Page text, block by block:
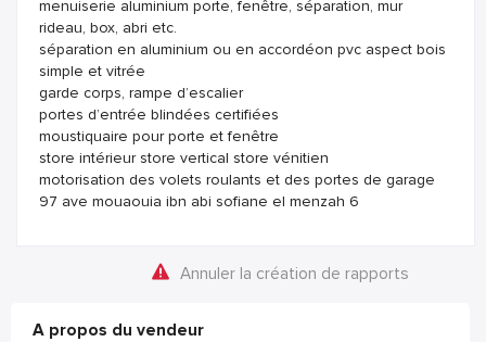
menuiserie aluminium porte, fenêtre, séparation, mur
rideau, box, abri etc.
séparation en aluminium ou en accordéon pvc aspect bois
simple et vitrée
garde corps, rampe d’escalier
portes d’entrée blindées certifiées
moustiquaire pour porte et fenêtre
store intérieur store vertical store vénitien
motorisation des volets roulants et des portes de garage
97 ave mouaouia ibn abi sofiane el menzah 6
Annuler la création de rapports
A propos du vendeur